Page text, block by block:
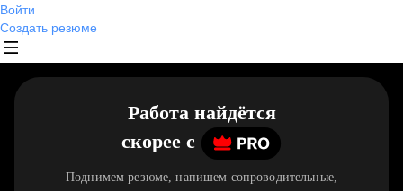
Войти
Создать резюме
Работа найдётся
скорее c
Поднимем резюме, напишем сопроводительные,